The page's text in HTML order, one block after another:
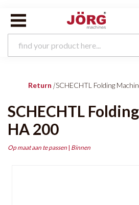
Return |SCHECHTL Folding
SCHECHTL
HA 200
Op maat aan te passen | Binnen